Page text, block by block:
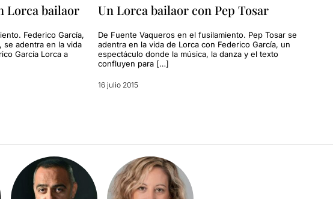
Lorca bailaor
Federico García,
se adentra en la vida
García Lorca a
Un Lorca bailaor con Pep Tosar
De Fuente Vaqueros en el fusilamiento. Pep Tosar se
adentra en la vida de Lorca con Federico García, un
espectáculo donde la música, la danza y el texto
confluyen para […]
16 julio 2015